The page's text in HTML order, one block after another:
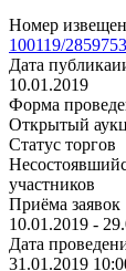
Номер
100119/
Дата
10.01.2019
Форма
Открытый
Статус торгов
участников
Приёма заявок
10.01.2019 -
Дата
31.01.2019